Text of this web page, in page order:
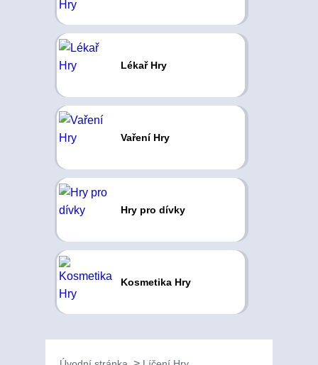
Lékař Hry
Vaření Hry
Hry pro dívky
Kosmetika Hry